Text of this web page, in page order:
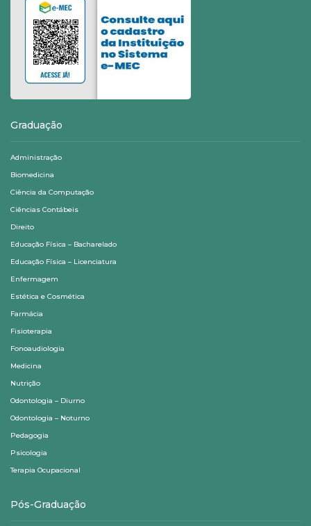
Graduação
Administração
Biomedicina
Ciência da Computação
Ciências Contábeis
Direito
Educação Física – Bacharelado
Educação Física – Licenciatura
Enfermagem
Estética e Cosmética
Farmácia
Fisioterapia
Fonoaudiologia
Medicina
Nutrição
Odontologia – Diurno
Odontologia – Noturno
Pedagogia
Psicologia
Terapia Ocupacional
Pós-Graduação